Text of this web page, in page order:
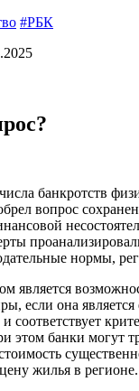
#РБК
банкротств
вопрос
нормы,
является
если она
соответствует
этом банки могут
жилья в регионе.